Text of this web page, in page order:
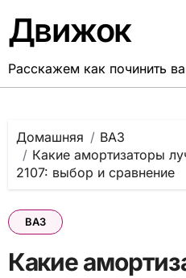
содержанию
Движок
Расскажем как починить
Домашняя
ВАЗ
Какие амортизаторы
2107: выбор и сравнение
ВАЗ
Какие